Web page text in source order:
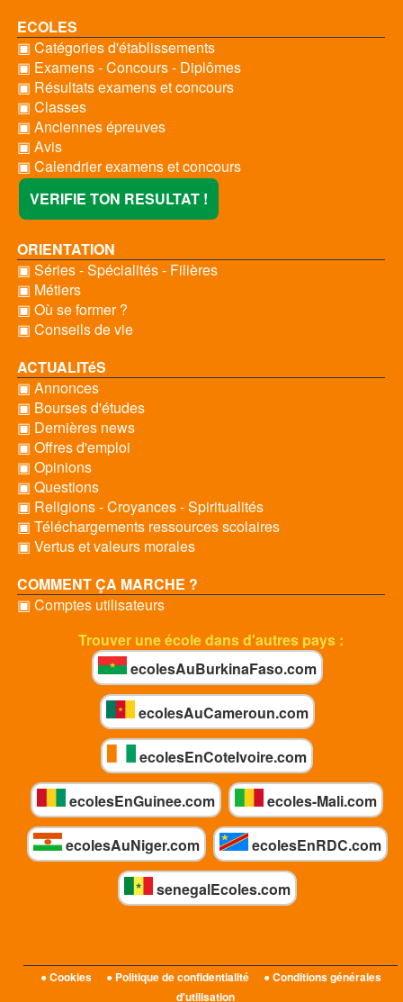
ECOLES
▣ Catégories d'établissements
▣ Examens - Concours - Diplômes
▣ Résultats examens et concours
▣ Classes
▣ Anciennes épreuves
▣ Avis
▣ Calendrier examens et concours
VERIFIE TON RESULTAT !
ORIENTATION
▣ Séries - Spécialités - Filières
▣ Métiers
▣ Où se former ?
▣ Conseils de vie
ACTUALITéS
▣ Annonces
▣ Bourses d'études
▣ Dernières news
▣ Offres d'emploi
▣ Opinions
▣ Questions
▣ Religions - Croyances - Spiritualités
▣ Téléchargements ressources scolaires
▣ Vertus et valeurs morales
COMMENT ÇA MARCHE ?
▣ Comptes utilisateurs
Trouver une école dans d'autres pays :
ecolesAuBurkinaFaso.com
ecolesAuCameroun.com
ecolesEnCoteIvoire.com
ecolesEnGuinee.com ecoles-Mali.com
ecolesAuNiger.com ecolesEnRDC.com
senegalEcoles.com
● Cookies ● Politique de confidentialité
● Conditions générales
d'utilisation